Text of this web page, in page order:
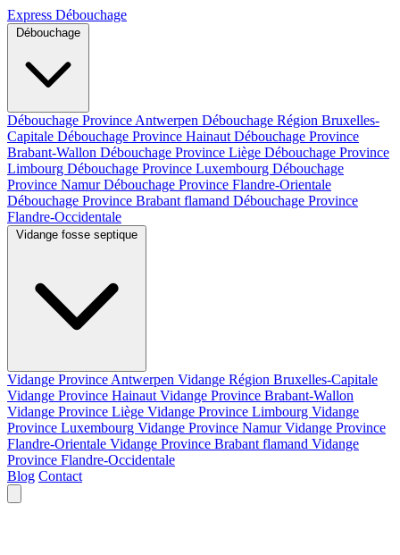
Express Débouchage
Débouchage Province Antwerpen Débouchage Région Bruxelles-
Capitale Débouchage Province Hainaut Débouchage Province
Brabant-Wallon Débouchage Province Liège Débouchage Province
Limbourg Débouchage Province Luxembourg Débouchage
Province NamurDébouchage Province Flandre-Orientale
Débouchage Province Brabant flamand Débouchage Province
Flandre-Occidentale
Vidange Province Antwerpen Vidange Région Bruxelles-Capitale
Vidange Province Hainaut Vidange Province Brabant-Wallon
Vidange Province Liège Vidange Province Limbourg Vidange
Province Luxembourg Vidange Province NamurVidange Province
Flandre-Orientale Vidange Province Brabant flamand Vidange
Province Flandre-Occidentale
Blog Contact